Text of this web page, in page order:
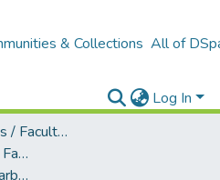
& Collections All of
Log In
B4 – LU fakultātes / Faculties of the UL
A -- Juridiskā fakultāte / Faculty of Law
Bakalaura un maģistra darbi (JF) / Bachelor's and Master's theses